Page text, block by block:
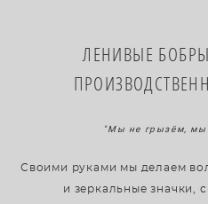
​ЛЕНИВЫЕ
"Мы не грызём, мы
Своими руками мы делаем
и зеркальные значки,